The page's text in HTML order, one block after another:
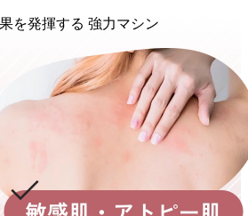
を発揮する 強力マシン